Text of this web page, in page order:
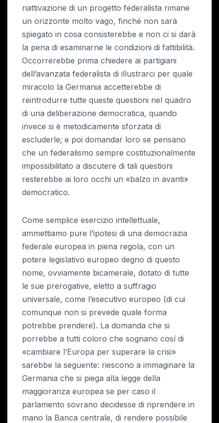
riattivazione di un progetto federalista rimane
un orizzonte molto vago, finché non sarà
spiegato in cosa consisterebbe e non ci si darà
la pena di esaminarne le condizioni di fattibilità.
Occorrerebbe prima chiedere ai partigiani
dell’avanzata federalista di illustrarci per quale
miracolo la Germania accetterebbe di
reintrodurre tutte queste questioni nel quadro
di una deliberazione democratica, quando
invece si è metodicamente sforzata di
escluderle; e poi domandar loro se pensano
che un federalismo sempre costituzionalmente
impossibilitato a discutere di tali questioni
resterebbe ai loro occhi un «balzo in avanti»
democratico.
Come semplice esercizio intellettuale,
ammettiamo pure l’ipotesi di una democrazia
federale europea in piena regola, con un
potere legislativo europeo degno di questo
nome, ovviamente bicamerale, dotato di tutte
le sue prerogative, eletto a suffragio
universale, come l’esecutivo europeo (di cui
comunque non si prevede quale forma
potrebbe prendere). La domanda che si
porrebbe a tutti coloro che sognano cosí di
«cambiare l’Europa per superare la crisi»
sarebbe la seguente: riescono a immaginare la
Germania che si piega alla legge della
maggioranza europea se per caso il
parlamento sovrano decidesse di riprendere in
mano la Banca centrale, di rendere possibile